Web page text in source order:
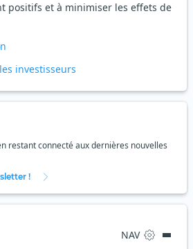
positifs et à minimiser les effets de
investisseurs
restant connecté aux dernières nouvelles
!
NAV